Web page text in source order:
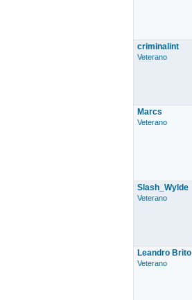
criminalint
Veterano
Marcs
Veterano
Slash_Wylde
Veterano
Leandro Brito
Veterano